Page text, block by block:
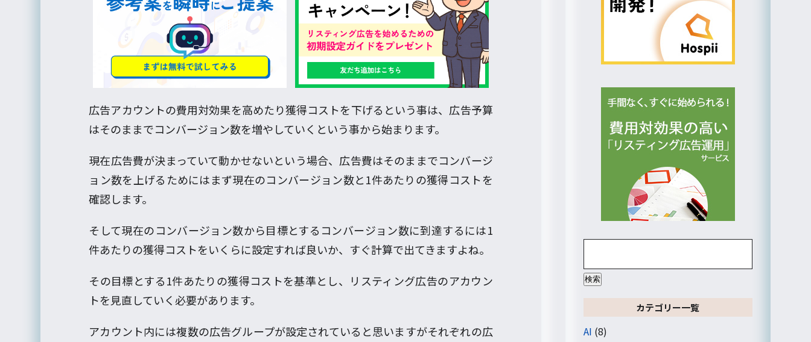
広告アカウントの費用対効果を高めたり獲得コストを下げるという事は、広告予算
はそのままでコンバージョン数を増やしていくという事から始まります。
現在広告費が決まっていて動かせないという場合、広告費はそのままでコンバージ
ョン数を上げるためにはまず現在のコンバージョン数と1件あたりの獲得コストを
確認します。
そして現在のコンバージョン数から目標とするコンバージョン数に到達するには1
件あたりの獲得コストをいくらに設定すれば良いか、すぐ計算で出てきますよね。
その目標とする1件あたりの獲得コストを基準とし、リスティング広告のアカウン
トを見直していく必要があります。
アカウント内には複数の広告グループが設定されていると思いますがそれぞれの広
カテゴリー一覧
AI (8)